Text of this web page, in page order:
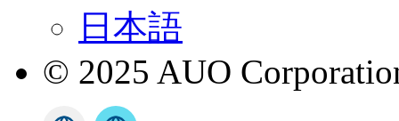
日本語
© 2025 AUO